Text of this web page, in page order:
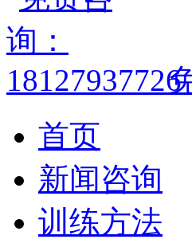
免
首页
新闻咨询
训练方法